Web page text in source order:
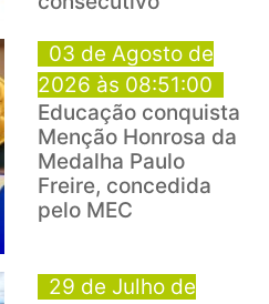
03 de Agosto de
2026 às 08:51:00
Educação conquista
Menção Honrosa da
Medalha Paulo
Freire, concedida
pelo MEC
29 de Julho de